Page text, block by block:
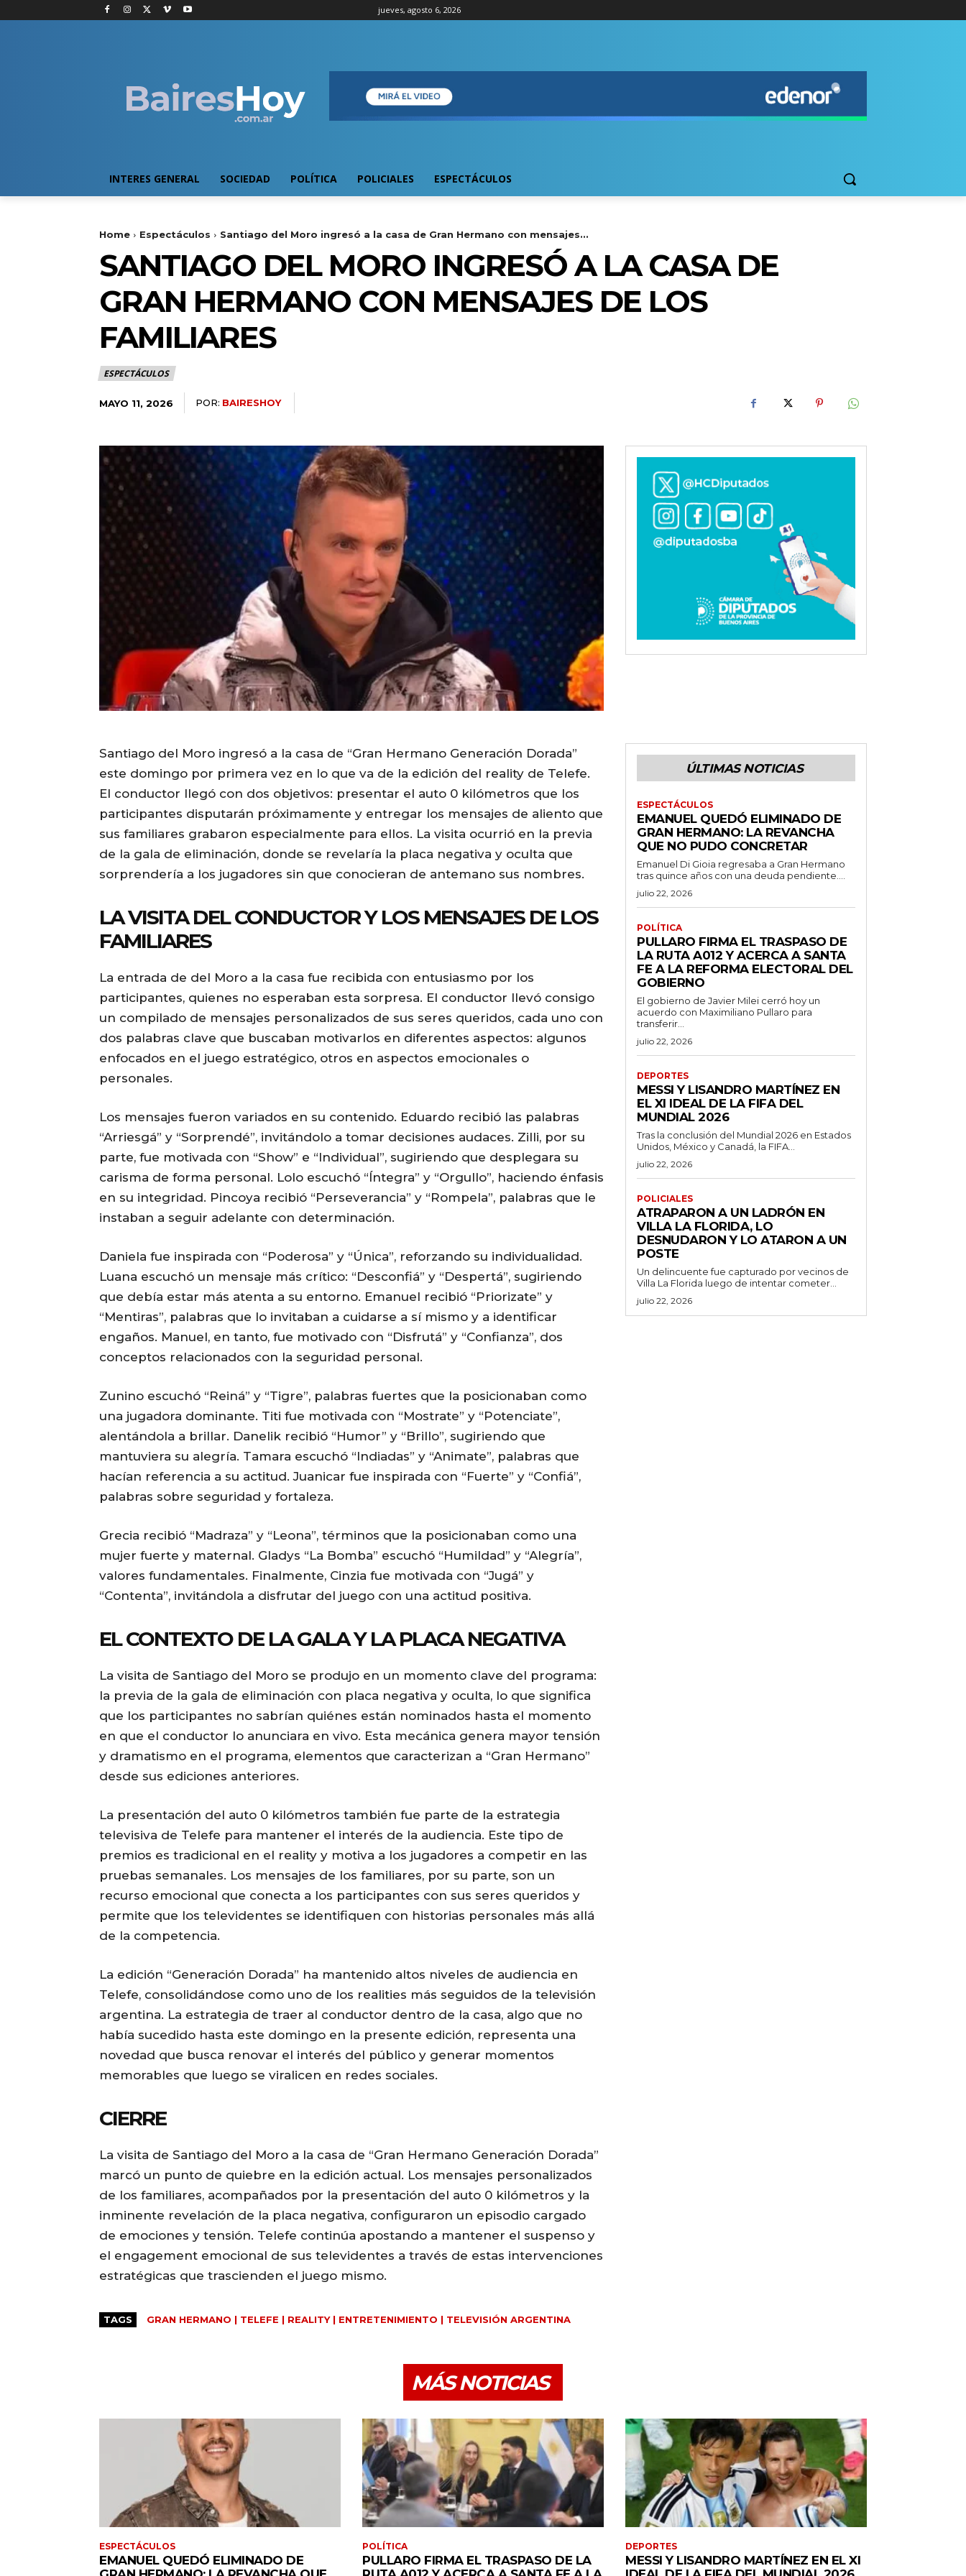
jueves, agosto 6, 2026
INTERES GENERAL SOCIEDAD POLÍTICA POLICIALES ESPECTÁCULOS
Home Espectáculos Santiago del Moro ingresó a la casa de Gran Hermano con mensajes...
SANTIAGO DEL MORO INGRESÓ A LA CASA DE
GRAN HERMANO CON MENSAJES DE LOS
FAMILIARES
ESPECTÁCULOS
MAYO 11, 2026 POR: BAIRESHOY
Santiago del Moro ingresó a la casa de “Gran Hermano Generación Dorada”
este domingo por primera vez en lo que va de la edición del reality de Telefe.
El conductor llegó con dos objetivos: presentar el auto 0 kilómetros que los
participantes disputarán próximamente y entregar los mensajes de aliento que
sus familiares grabaron especialmente para ellos. La visita ocurrió en la previa
de la gala de eliminación, donde se revelaría la placa negativa y oculta que
sorprendería a los jugadores sin que conocieran de antemano sus nombres.
LA VISITA DEL CONDUCTOR Y LOS MENSAJES DE LOS
FAMILIARES
La entrada de del Moro a la casa fue recibida con entusiasmo por los
participantes, quienes no esperaban esta sorpresa. El conductor llevó consigo
un compilado de mensajes personalizados de sus seres queridos, cada uno con
dos palabras clave que buscaban motivarlos en diferentes aspectos: algunos
enfocados en el juego estratégico, otros en aspectos emocionales o
personales.
Los mensajes fueron variados en su contenido. Eduardo recibió las palabras
“Arriesgá” y “Sorprendé”, invitándolo a tomar decisiones audaces. Zilli, por su
parte, fue motivada con “Show” e “Individual”, sugiriendo que desplegara su
carisma de forma personal. Lolo escuchó “Íntegra” y “Orgullo”, haciendo énfasis
en su integridad. Pincoya recibió “Perseverancia” y “Rompela”, palabras que le
instaban a seguir adelante con determinación.
Daniela fue inspirada con “Poderosa” y “Única”, reforzando su individualidad.
Luana escuchó un mensaje más crítico: “Desconfiá” y “Despertá”, sugiriendo
que debía estar más atenta a su entorno. Emanuel recibió “Priorizate” y
“Mentiras”, palabras que lo invitaban a cuidarse a sí mismo y a identificar
engaños. Manuel, en tanto, fue motivado con “Disfrutá” y “Confianza”, dos
conceptos relacionados con la seguridad personal.
Zunino escuchó “Reiná” y “Tigre”, palabras fuertes que la posicionaban como
una jugadora dominante. Titi fue motivada con “Mostrate” y “Potenciate”,
alentándola a brillar. Danelik recibió “Humor” y “Brillo”, sugiriendo que
mantuviera su alegría. Tamara escuchó “Indiadas” y “Animate”, palabras que
hacían referencia a su actitud. Juanicar fue inspirada con “Fuerte” y “Confiá”,
palabras sobre seguridad y fortaleza.
Grecia recibió “Madraza” y “Leona”, términos que la posicionaban como una
mujer fuerte y maternal. Gladys “La Bomba” escuchó “Humildad” y “Alegría”,
valores fundamentales. Finalmente, Cinzia fue motivada con “Jugá” y
“Contenta”, invitándola a disfrutar del juego con una actitud positiva.
EL CONTEXTO DE LA GALA Y LA PLACA NEGATIVA
La visita de Santiago del Moro se produjo en un momento clave del programa:
la previa de la gala de eliminación con placa negativa y oculta, lo que significa
que los participantes no sabrían quiénes están nominados hasta el momento
en que el conductor lo anunciara en vivo. Esta mecánica genera mayor tensión
y dramatismo en el programa, elementos que caracterizan a “Gran Hermano”
desde sus ediciones anteriores.
La presentación del auto 0 kilómetros también fue parte de la estrategia
televisiva de Telefe para mantener el interés de la audiencia. Este tipo de
premios es tradicional en el reality y motiva a los jugadores a competir en las
pruebas semanales. Los mensajes de los familiares, por su parte, son un
recurso emocional que conecta a los participantes con sus seres queridos y
permite que los televidentes se identifiquen con historias personales más allá
de la competencia.
La edición “Generación Dorada” ha mantenido altos niveles de audiencia en
Telefe, consolidándose como uno de los realities más seguidos de la televisión
argentina. La estrategia de traer al conductor dentro de la casa, algo que no
había sucedido hasta este domingo en la presente edición, representa una
novedad que busca renovar el interés del público y generar momentos
memorables que luego se viralicen en redes sociales.
CIERRE
La visita de Santiago del Moro a la casa de “Gran Hermano Generación Dorada”
marcó un punto de quiebre en la edición actual. Los mensajes personalizados
de los familiares, acompañados por la presentación del auto 0 kilómetros y la
inminente revelación de la placa negativa, configuraron un episodio cargado
de emociones y tensión. Telefe continúa apostando a mantener el suspenso y
el engagement emocional de sus televidentes a través de estas intervenciones
estratégicas que trascienden el juego mismo.
TAGS GRAN HERMANO | TELEFE | REALITY | ENTRETENIMIENTO | TELEVISIÓN ARGENTINA
ÚLTIMAS NOTICIAS
ESPECTÁCULOS
EMANUEL QUEDÓ ELIMINADO DE
GRAN HERMANO: LA REVANCHA
QUE NO PUDO CONCRETAR
Emanuel Di Gioia regresaba a Gran Hermano
tras quince años con una deuda pendiente....
julio 22, 2026
POLÍTICA
PULLARO FIRMA EL TRASPASO DE
LA RUTA A012 Y ACERCA A SANTA
FE A LA REFORMA ELECTORAL DEL
GOBIERNO
El gobierno de Javier Milei cerró hoy un
acuerdo con Maximiliano Pullaro para
transferir...
julio 22, 2026
DEPORTES
MESSI Y LISANDRO MARTÍNEZ EN
EL XI IDEAL DE LA FIFA DEL
MUNDIAL 2026
Tras la conclusión del Mundial 2026 en Estados
Unidos, México y Canadá, la FIFA...
julio 22, 2026
POLICIALES
ATRAPARON A UN LADRÓN EN
VILLA LA FLORIDA, LO
DESNUDARON Y LO ATARON A UN
POSTE
Un delincuente fue capturado por vecinos de
Villa La Florida luego de intentar cometer...
julio 22, 2026
MÁS NOTICIAS
ESPECTÁCULOS
EMANUEL QUEDÓ ELIMINADO DE
POLÍTICA
PULLARO FIRMA EL TRASPASO DE LA
DEPORTES
MESSI Y LISANDRO MARTÍNEZ EN EL XI